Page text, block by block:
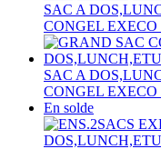
SAC A
CONGEL EXECO
SAC A
CONGEL EXECO
En solde